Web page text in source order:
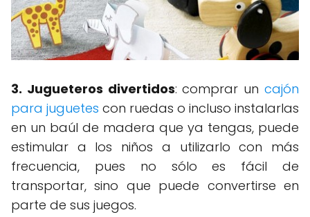
3. Jugueteros divertidos: comprar uncajón
para juguetes con ruedas o incluso instalarlas
en un baúl de madera que ya tengas, puede
estimular a los niños a utilizarlo con más
frecuencia, pues no sólo es fácil de
transportar, sino que puede convertirse en
parte de sus juegos.